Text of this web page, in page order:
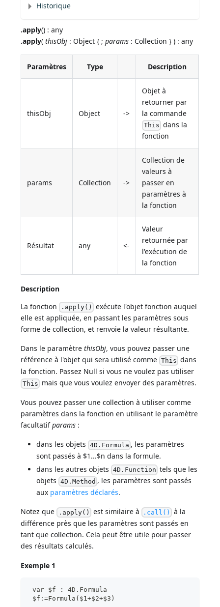
Historique
.apply() : any
.apply(thisObj : Object { ;params : Collection } ) : any
Paramètres Type Description
thisObj Object ->
Objet à
retourner par
la commande
This dans la
fonction
params Collection ->
Collection de
valeurs à
passer en
paramètres à
la fonction
Résultat any <-
Valeur
retournée par
l'exécution de
la fonction
Description
La fonction .apply() exécute l'objet fonction auquel
elle est appliquée, en passant les paramètres sous
forme de collection, et renvoie la valeur résultante.
Dans le paramètrethisObj, vous pouvez passer une
référence à l'objet qui sera utilisé comme This dans
la fonction. Passez Null si vous ne voulez pas utiliser
This mais que vous voulez envoyer des paramètres.
Vous pouvez passer une collection à utiliser comme
paramètres dans la fonction en utilisant le paramètre
facultatifparams :
dans les objets 4D.Formula , les paramètres
sont passés à $1...$n dans la formule.
dans les autres objets 4D.Function tels que les
objets 4D.Method , les paramètres sont passés
aux paramètres déclarés.
Notez que .apply() est similaire à .call()
à la
différence près que les paramètres sont passés en
tant que collection. Cela peut être utile pour passer
des résultats calculés.
Exemple 1
var $f : 4D.Formula
$f:=Formula($1+$2+$3)